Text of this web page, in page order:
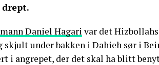
Daniel Hagari var det
under bakken i Dahieh sør i
i angrepet, der det skal ha blitt